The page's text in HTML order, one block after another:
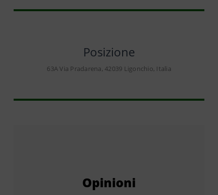
Posizione
63A Via Pradarena, 42039 Ligonchio, Italia
Opinioni